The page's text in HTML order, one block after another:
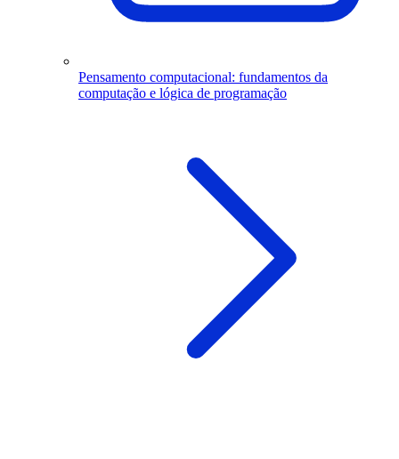
Pensamento computacional: fundamentos da
computação e lógica de programação